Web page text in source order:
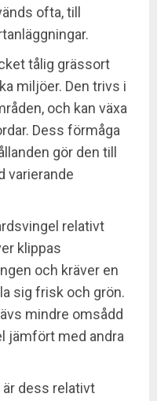
ofta, till
tålig grässort
miljöer. Den trivs i
och kan växa
Dess förmåga
gör den till
varierande
relativt
klippas
och kräver en
sig frisk och grön.
mindre omsådd
jämfört med andra
dess relativt